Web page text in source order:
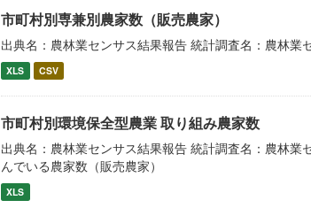
市町村別専兼別農家数（販売農家）
出典名：農林業センサス結果報告 統計調査名：農林
XLS CSV
市町村別環境保全型農業 取り組み農家数
出典名：農林業センサス結果報告 統計調査名：農林
んでいる農家数（販売農家）
XLS